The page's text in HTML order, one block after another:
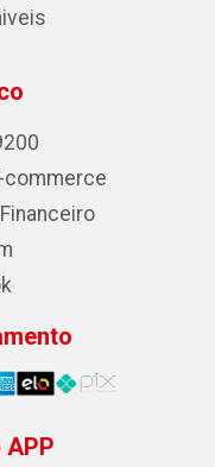
commerce
APP